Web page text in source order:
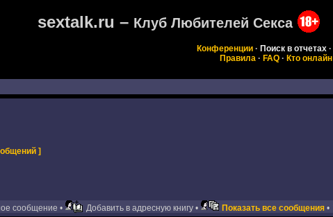
sextalk.ru – Клуб Любителей Секса
Конференции· Поиск в отчетах·
Правила · FAQ · Кто онлайн
]
сообщение • Добавить в адресную книгу • Показать все сообщения•